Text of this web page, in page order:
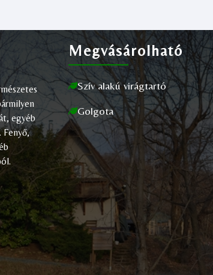
egyéb
Fenyő,
Megvásárolható
Szív alakú virágtartó
Golgota